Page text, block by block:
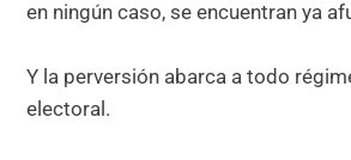
en ningún caso, se encuentran ya
Y la perversión abarca a todo
electoral.